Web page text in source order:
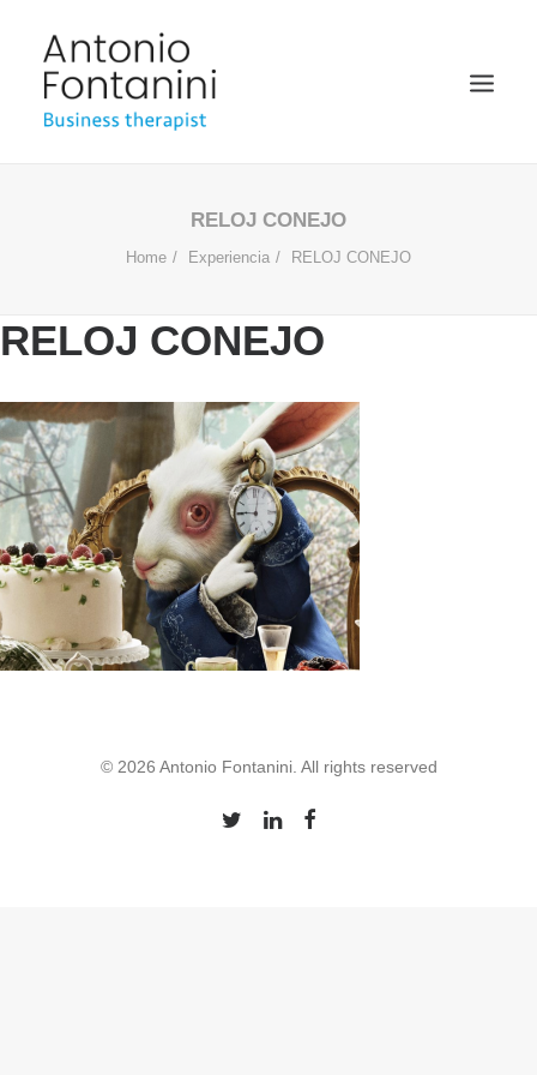
BUSINESS THERAPIST
BIOGRAFÍA
MULTIMEDIA
RELOJ CONEJO
Home Experiencia RELOJ CONEJO
RELOJ CONEJO
© 2026 Antonio Fontanini. All rights reserved